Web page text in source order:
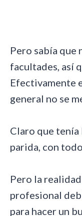
Pero sabía que
facultades, así
Efectivamente
general no se
Claro que tenía
parida, con
Pero la
profesional
para hacer un